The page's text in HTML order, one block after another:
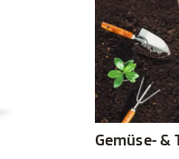
Gemüse- &